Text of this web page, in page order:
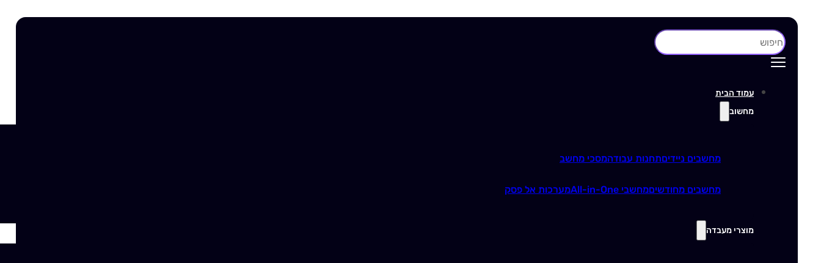
חיפוש
עמוד הבית
מחשוב
מחשבים ניידיםתחנות עבודהמסכי מחשב
מחשבים מחודשיםמחשבי All-in-One מערכות אל פסק
מוצרי מעבדה